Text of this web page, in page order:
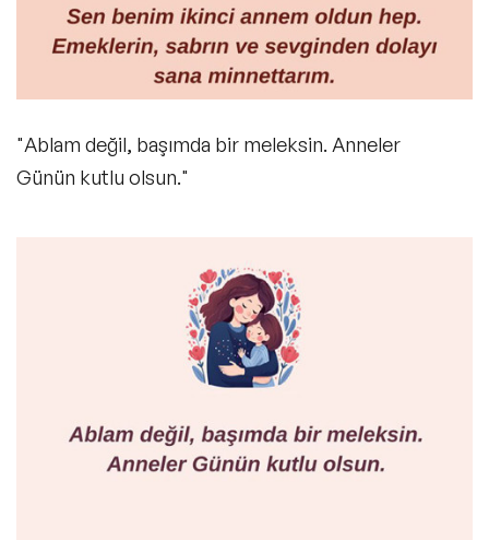
"Ablam değil, başımda bir meleksin. Anneler
Günün kutlu olsun."